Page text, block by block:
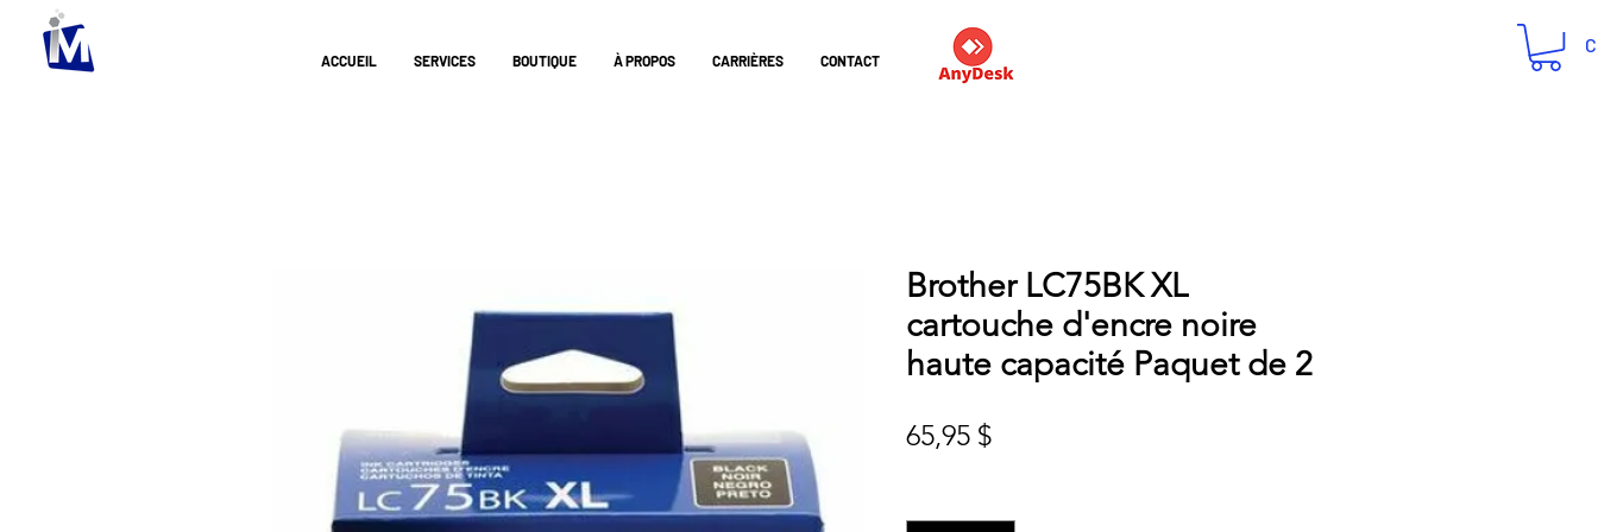
ACCUEIL SERVICES BOUTIQUE À PROPOS CARRIÈRES CONTACT
Brother LC75BK XL
cartouche d'encre noire
haute capacité Paquet de 2
65,95 $Prix